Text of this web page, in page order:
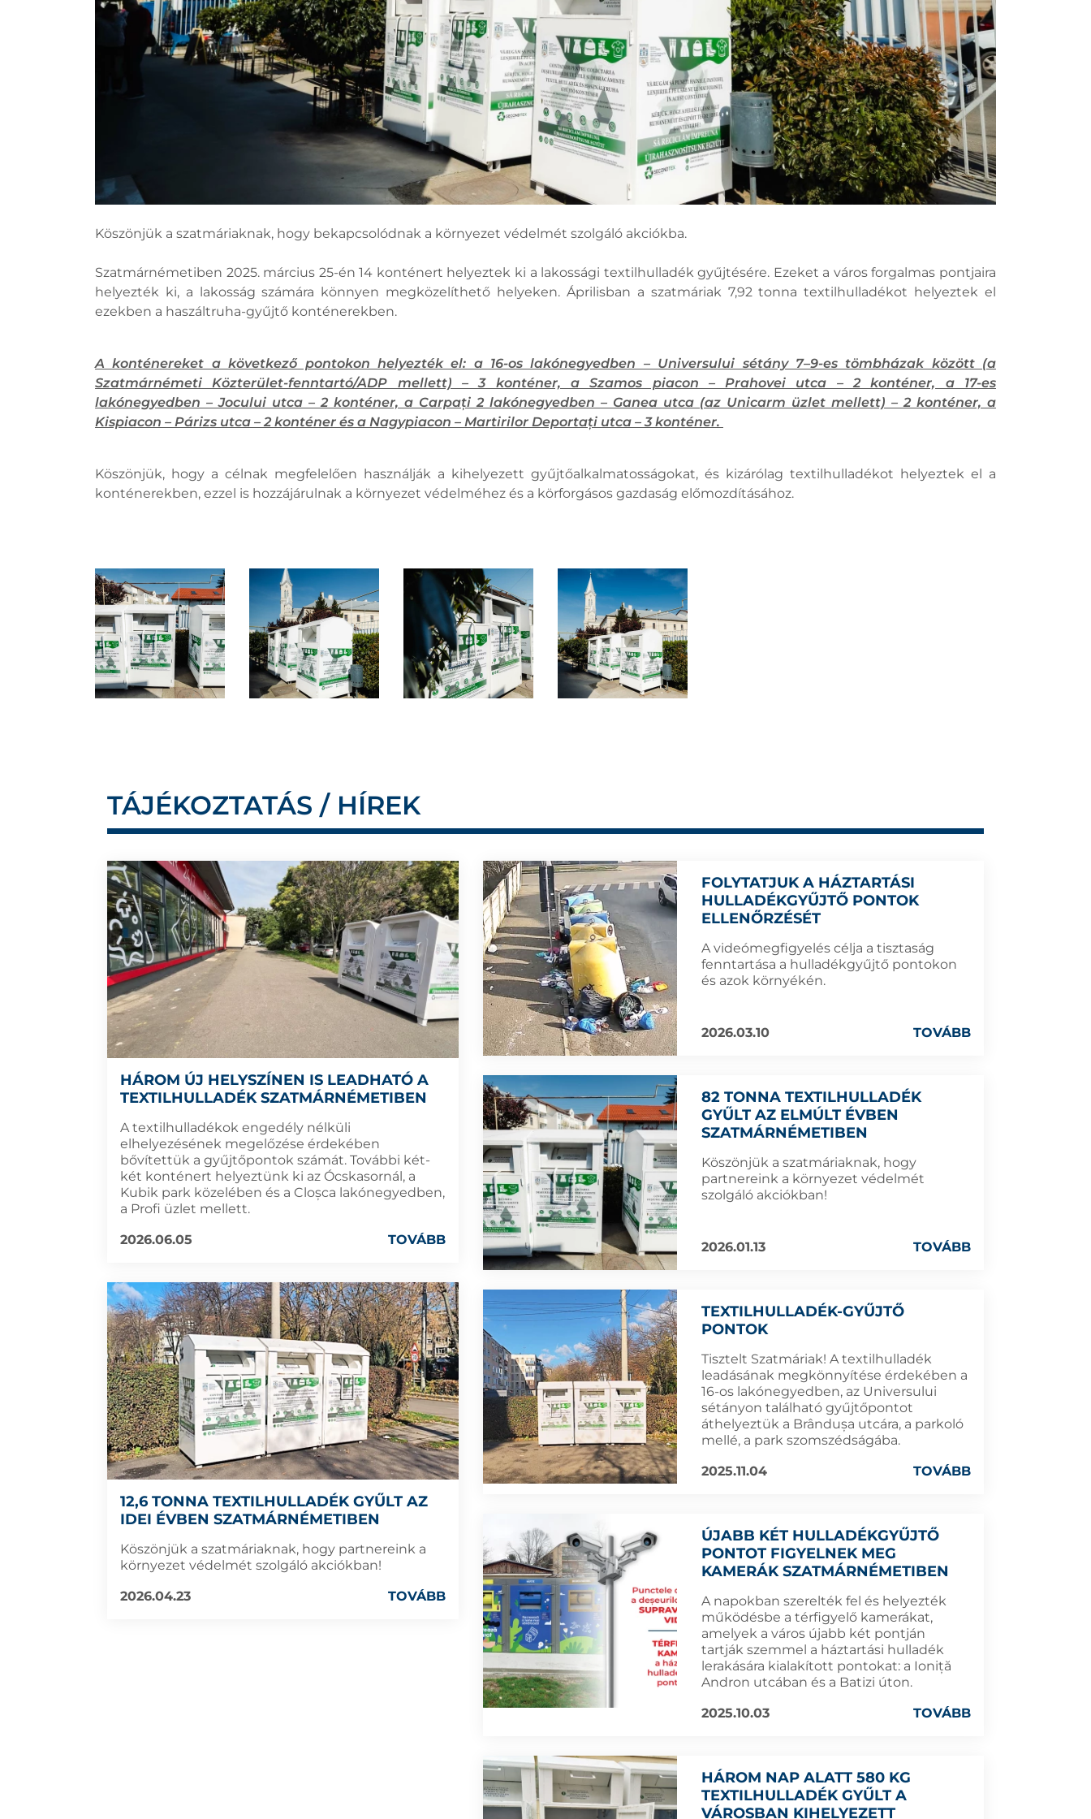
Köszönjük a szatmáriaknak, hogy bekapcsolódnak a környezet védelmét szolgáló akciókba.
Szatmárnémetiben 2025. március 25-én 14 konténert helyeztek ki a lakossági textilhulladék gyűjtésére. Ezeket a város forgalmas pontjaira
helyezték ki, a lakosság számára könnyen megközelíthető helyeken. Áprilisban a szatmáriak 7,92 tonna textilhulladékot helyeztek el
ezekben a haszáltruha-gyűjtő konténerekben.
A konténereket a következő pontokon helyezték el: a 16-os lakónegyedben – Universului sétány 7–9-es tömbházak között (a
Szatmárnémeti Közterület-fenntartó/ADP mellett) – 3 konténer, a Szamos piacon – Prahovei utca – 2 konténer, a 17-es
lakónegyedben – Jocului utca – 2 konténer, a Carpați 2 lakónegyedben – Ganea utca (az Unicarm üzlet mellett) – 2 konténer, a
Kispiacon – Párizs utca – 2 konténer és a Nagypiacon – Martirilor Deportați utca – 3 konténer.
Köszönjük, hogy a célnak megfelelően használják a kihelyezett gyűjtőalkalmatosságokat, és kizárólag textilhulladékot helyeztek el a
konténerekben, ezzel is hozzájárulnak a környezet védelméhez és a körforgásos gazdaság előmozdításához.
TÁJÉKOZTATÁS / HÍREK
HÁROM ÚJ HELYSZÍNEN IS LEADHATÓ A
TEXTILHULLADÉK SZATMÁRNÉMETIBEN
A textilhulladékok engedély nélküli
elhelyezésének megelőzése érdekében
bővítettük a gyűjtőpontok számát. További két-
két konténert helyeztünk ki az Ócskasornál, a
Kubik park közelében és a Cloșca lakónegyedben,
a Profi üzlet mellett.
2026.06.05
TOVÁBB
12,6 TONNA TEXTILHULLADÉK GYŰLT AZ
IDEI ÉVBEN SZATMÁRNÉMETIBEN
Köszönjük a szatmáriaknak, hogy partnereink a
környezet védelmét szolgáló akciókban!
2026.04.23
TOVÁBB
FOLYTATJUK A HÁZTARTÁSI
HULLADÉKGYŰJTŐ PONTOK
ELLENŐRZÉSÉT
A videómegfigyelés célja a tisztaság
fenntartása a hulladékgyűjtő pontokon
és azok környékén.
2026.03.10 TOVÁBB
82 TONNA TEXTILHULLADÉK
GYŰLT AZ ELMÚLT ÉVBEN
SZATMÁRNÉMETIBEN
Köszönjük a szatmáriaknak, hogy
partnereink a környezet védelmét
szolgáló akciókban!
2026.01.13 TOVÁBB
TEXTILHULLADÉK-GYŰJTŐ
PONTOK
Tisztelt Szatmáriak! A textilhulladék
leadásának megkönnyítése érdekében a
16-os lakónegyedben, az Universului
sétányon található gyűjtőpontot
áthelyeztük a Brândușa utcára, a parkoló
mellé, a park szomszédságába.
2025.11.04
TOVÁBB
ÚJABB KÉT HULLADÉKGYŰJTŐ
PONTOT FIGYELNEK MEG
KAMERÁK SZATMÁRNÉMETIBEN
A napokban szerelték fel és helyezték
működésbe a térfigyelő kamerákat,
amelyek a város újabb két pontján
tartják szemmel a háztartási hulladék
lerakására kialakított pontokat: a Ioniță
Andron utcában és a Batizi úton.
2025.10.03
TOVÁBB
HÁROM NAP ALATT 580 KG
TEXTILHULLADÉK GYŰLT A
VÁROSBAN KIHELYEZETT